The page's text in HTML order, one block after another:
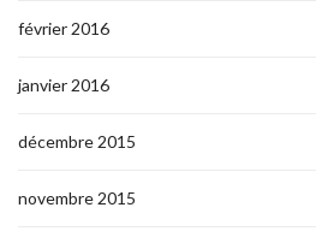
février 2016
janvier 2016
décembre 2015
novembre 2015